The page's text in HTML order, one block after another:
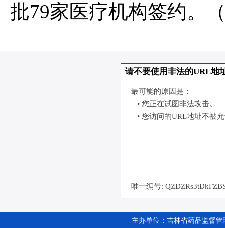
批79家医疗机构签约。
主办单位：吉林省药品监督